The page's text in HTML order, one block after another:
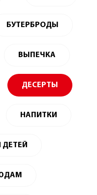
БУТЕРБРОДЫ
ВЫПЕЧКА
ДЕСЕРТЫ
НАПИТКИ